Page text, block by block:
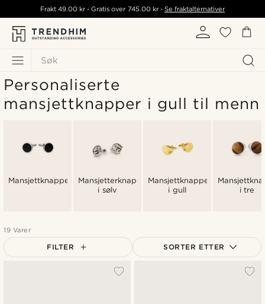
Søk
Frakt49.00 kr - Gratis over 745.00 kr- Se fraktalternativer
Personaliserte
mansjettknapper i gull til menn
Mansjettknapper
Mansjetterknapper
i sølv
Mansjettknapper
i gull
i tre
19 Varer
FILTER SORTER ETTER